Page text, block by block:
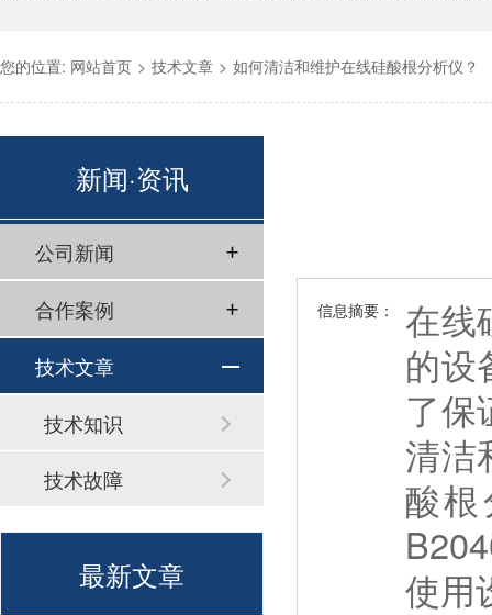
您的位置: 网站首页 > 技术文章 > 如何清洁和维护在线硅酸根分析仪？
信息摘要：
在线
的设
了保
清洁
酸
使用
新闻·资讯
公司新闻
合作案例
技术文章
技术知识
技术故障
最新文章